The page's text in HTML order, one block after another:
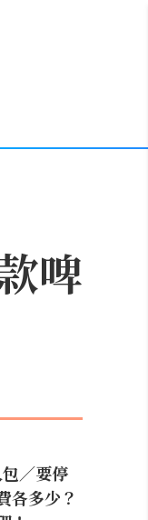
啤
／要停
各多少？